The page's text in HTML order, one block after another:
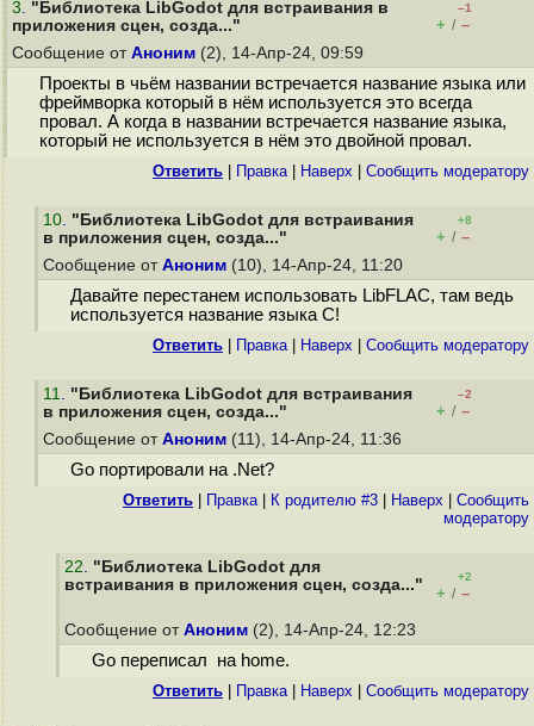
3. "Библиотека LibGodot для встраивания в
приложения сцен, созда..."
–1
+ / –
Сообщение от Аноним (2), 14-Апр-24, 09:59
Проекты в чьём названии встречается название языка или
фреймворка который в нём используется это всегда
провал. А когда в названии встречается название языка,
который не используется в нём это двойной провал.
Ответить Правка| Наверх Cообщить модератору
10. "Библиотека LibGodot для встраивания
в приложения сцен, созда..."
+8
+ / –
Сообщение от Аноним (10), 14-Апр-24, 11:20
Давайте перестанем использовать LibFLAC, там ведь
используется название языка C!
Ответить Правка| Наверх Cообщить модератору
11. "Библиотека LibGodot для встраивания
в приложения сцен, созда..."
–2
+ / –
Сообщение от Аноним (11), 14-Апр-24, 11:36
Go портировали на .Net?
Ответить Правка| К родителю #3 Наверх
Cообщить
модератору
22. "Библиотека LibGodot для
встраивания в приложения сцен, созда..."
+2
+ / –
Сообщение от Аноним (2), 14-Апр-24, 12:23
Go переписал на home.
Ответить Правка| Наверх Cообщить модератору